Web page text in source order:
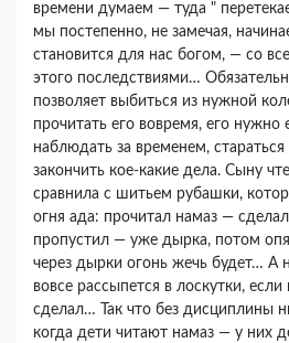
времени думаем — туда "
мы постепенно, не замечая,
становится для нас богом, — со
этого последствиями…
позволяет выбиться из нужной
прочитать его вовремя, его
наблюдать за временем,
закончить кое-какие дела. Сыну
сравнила с шитьем рубашки,
огня ада: прочитал намаз —
пропустил — уже дырка, потом
через дырки огонь жечь будет… А
вовсе рассыпется в лоскутки,
сделал… Так что без дисциплины
когда дети читают намаз — у них